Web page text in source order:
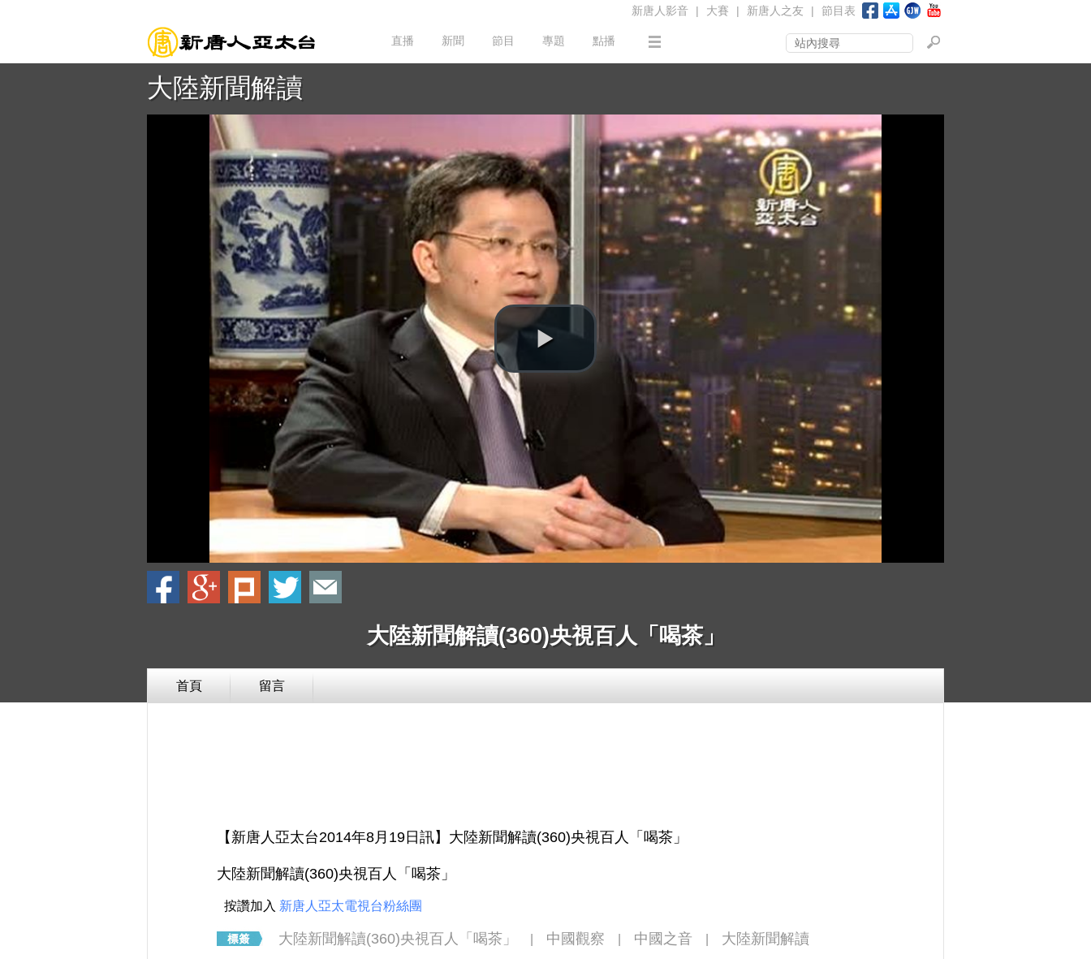
新唐人影音 | 大賽 | 新唐人之友 | 節目表
直播 新聞 節目 專題 點播
大陸新聞解讀
大陸新聞解讀(360)央視百人「喝茶」
首頁 留言
【新唐人亞太台2014年8月19日訊】大陸新聞解讀(360)央視百人「喝茶」
大陸新聞解讀(360)央視百人「喝茶」
按讚加入 新唐人亞太電視台粉絲團
大陸新聞解讀(360)央視百人「喝茶」 中國觀察 中國之音 大陸新聞解讀